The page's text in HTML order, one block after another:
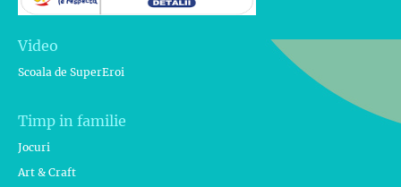
Video
Scoala de SuperEroi
Timp in familie
Jocuri
Art & Craft